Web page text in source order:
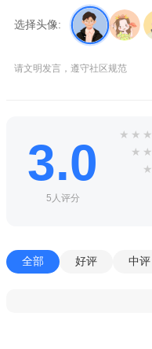
选择头像:
请文明发言，遵守社区规范
3.0
5人评分
★ ★ ★
★ ★
★
全部 好评 中评